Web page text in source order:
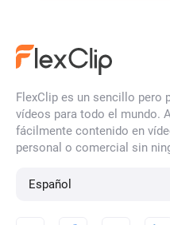
FlexClip es un sencillo pero
vídeos para todo el mundo.
fácilmente contenido en
personal o comercial sin
Español